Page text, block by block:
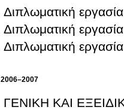
Διπλωματική εργασία
Διπλωματική εργασία
Διπλωματική εργασία
2006–2007
ΓΕΝΙΚΗ ΚΑΙ